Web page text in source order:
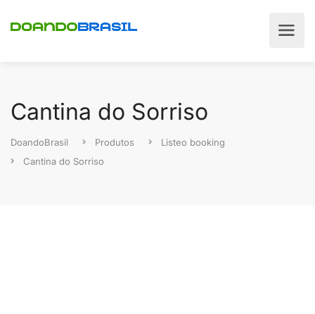
Cantina do Sorriso
DoandoBrasil Produtos
Listeo booking
Cantina do Sorriso